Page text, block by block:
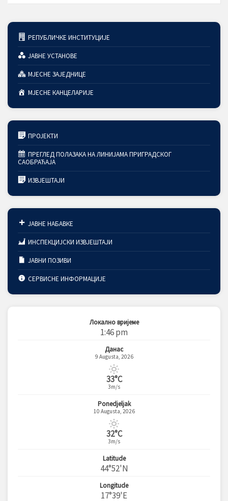
РЕПУБЛИЧКЕ ИНСТИТУЦИЈЕ
ЈАВНЕ УСТАНОВЕ
МЈЕСНЕ ЗАЈЕДНИЦЕ
МЈЕСНЕ КАНЦЕЛАРИЈЕ
ПРОЈЕКТИ
ПРЕГЛЕД ПОЛАЗАКА НА ЛИНИЈАМА ПРИГРАДСКОГ
САОБРАЋАЈА
ИЗВЈЕШТАЈИ
ЈАВНЕ НАБАВКЕ
ИНСПЕКЦИЈСКИ ИЗВЈЕШТАЈИ
ЈАВНИ ПОЗИВИ
СЕРВИСНЕ ИНФОРМАЦИЈЕ
Локално вријеме
1:46 pm
Данас
9 Augusta, 2026
33°C
3m/s
Ponedjeljak
10 Augusta, 2026
32°C
3m/s
Latitude
44°52'N
Longitude
17°39'E